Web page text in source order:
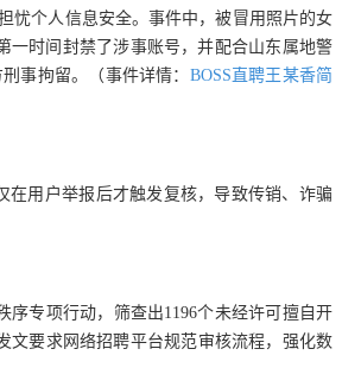
忧个人信息安全。事件中，被冒用照片的女
一时间封禁了涉事账号，并配合山东属地警
事拘留。（事件详情： BOSS直聘王某香简
在用户举报后才触发复核，导致传销、诈骗
序专项行动，筛查出1196个未经许可擅自开
文要求网络招聘平台规范审核流程，强化数